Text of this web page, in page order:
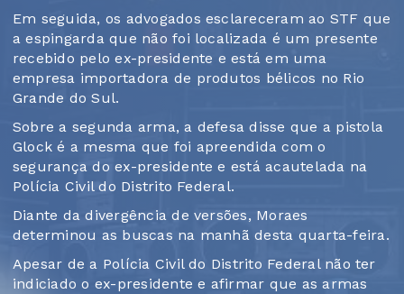
Em seguida, os advogados esclareceram ao STF que
a espingarda que não foi localizada é um presente
recebido pelo ex-presidente e está em uma
empresa importadora de produtos bélicos no Rio
Grande do Sul.
Sobre a segunda arma, a defesa disse que a pistola
Glock é a mesma que foi apreendida com o
segurança do ex-presidente e está acautelada na
Polícia Civil do Distrito Federal.
Diante da divergência de versões, Moraes
determinou as buscas na manhã desta quarta-feira.
Apesar de a Polícia Civil do Distrito Federal não ter
indiciado o ex-presidente e afirmar que as armas